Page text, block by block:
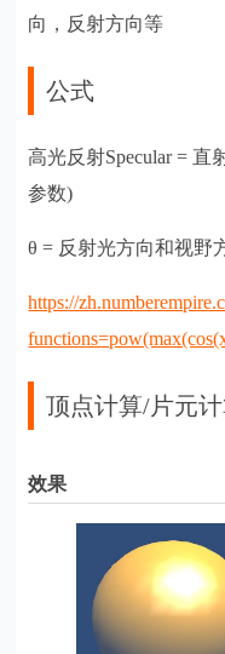
向，反射方向等
公式
高光反射Specular = 直
参数)
θ = 反射光方向和视野
https://
顶点计算/片元
效果